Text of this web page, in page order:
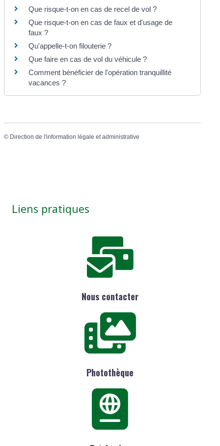
Que risque-t-on en cas de recel de vol ?
Que risque-t-on en cas de faux et d'usage de
faux ?
Qu'appelle-t-on filouterie ?
Que faire en cas de vol du véhicule ?
Comment bénéficier de l'opération tranquillité
vacances ?
© Direction de l'information légale et administrative
Liens pratiques
Nous contacter
Photothèque